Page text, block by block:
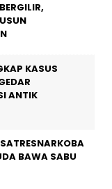
KASUS
ANTIK
BAWA SABU